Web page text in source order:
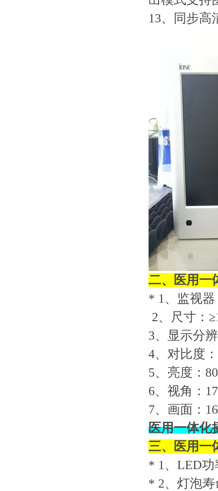
13、同步高
二、
医用一
* 1、监视
2、尺寸：
3、显示分
4、对比度：
5、亮度：
6、视角：
7、画面：
医用一体化
三、
医用一
* 1、LED功
* 2、灯泡寿